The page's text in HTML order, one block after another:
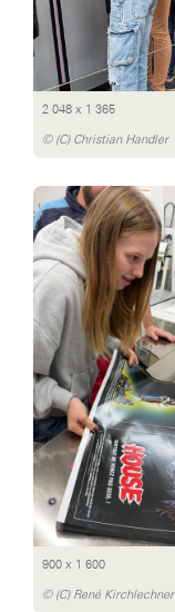
2 048 x 1 365
© (C) Christian Handler
900 x 1 600
© (C) René Kirchlechner